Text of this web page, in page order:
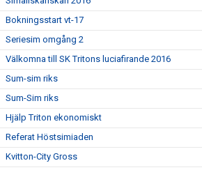
Bokningsstart vt-17
Seriesim omgång 2
Välkomna till SK Tritons luciafirande 2016
Sum-sim riks
Sum-Sim riks
Hjälp Triton ekonomiskt
Referat Höstsimiaden
Kvitton-City Gross